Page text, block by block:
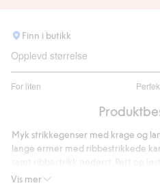
Finn i butikk
Opplevd størrelse
For liten
av
31
stemmer
Vis mer
Myk strikkegenser med krage og
lange ermer med ribbestrikkede
Rett/løstsittende passform